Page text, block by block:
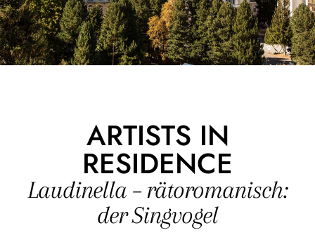
ARTISTS IN
RESIDENCE
Laudinella – rätoromanisch:
der Singvogel